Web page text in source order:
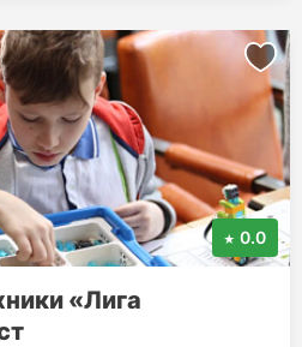
0.0
«Лига